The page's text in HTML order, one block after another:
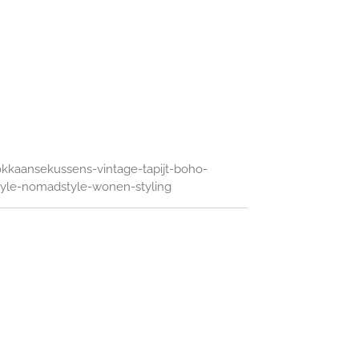
vintage-tapijt-boho-
nomadstyle-wonen-styling